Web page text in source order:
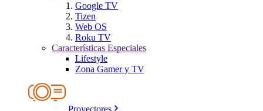
Google TV
Tizen
Web OS
Roku TV
Características Especiales
Lifestyle
Zona Gamer y TV
Proyectores